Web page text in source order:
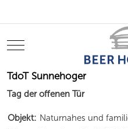
Mobile Menu Toggle
TdoT Sunnehoger
Tag der offenen Tür
Objekt: Naturnahes und